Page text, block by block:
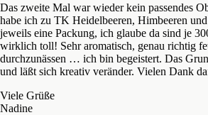
Das zweite Mal war wieder kein passendes
habe ich zu TK Heidelbeeren, Himbeeren
jeweils eine Packung, ich glaube da sind je
wirklich toll! Sehr aromatisch, genau richtig
durchzunässen … ich bin begeistert. Das
und läßt sich kreativ veränder. Vielen Dank
Viele Grüße
Nadine